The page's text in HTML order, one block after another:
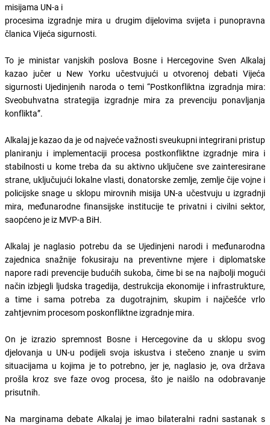
misijama UN-a i
procesima izgradnje mira u drugim dijelovima svijeta i punopravna
članica Vijeća sigurnosti.
To je ministar vanjskih poslova Bosne i Hercegovine Sven Alkalaj
kazao jučer u New Yorku učestvujući u otvorenoj debati Vijeća
sigurnosti Ujedinjenih naroda o temi “Postkonfliktna izgradnja mira:
Sveobuhvatna strategija izgradnje mira za prevenciju ponavljanja
konflikta”.
Alkalaj je kazao da je od najveće važnosti sveukupni integrirani pristup
planiranju i implementaciji procesa postkonfliktne izgradnje mira i
stabilnosti u kome treba da su aktivno uključene sve zainteresirane
strane, uključujući lokalne vlasti, donatorske zemlje, zemlje čije vojne i
policijske snage u sklopu mirovnih misija UN-a učestvuju u izgradnji
mira, međunarodne finansijske institucije te privatni i civilni sektor,
saopćeno je iz MVP-a BiH.
Alkalaj je naglasio potrebu da se Ujedinjeni narodi i međunarodna
zajednica snažnije fokusiraju na preventivne mjere i diplomatske
napore radi prevencije budućih sukoba, čime bi se na najbolji mogući
način izbjegli ljudska tragedija, destrukcija ekonomije i infrastrukture,
a time i sama potreba za dugotrajnim, skupim i najčešće vrlo
zahtjevnim procesom poskonfliktne izgradnje mira.
On je izrazio spremnost Bosne i Hercegovine da u sklopu svog
djelovanja u UN-u podijeli svoja iskustva i stečeno znanje u svim
situacijama u kojima je to potrebno, jer je, naglasio je, ova država
prošla kroz sve faze ovog procesa, što je naišlo na odobravanje
prisutnih.
Na marginama debate Alkalaj je imao bilateralni radni sastanak s